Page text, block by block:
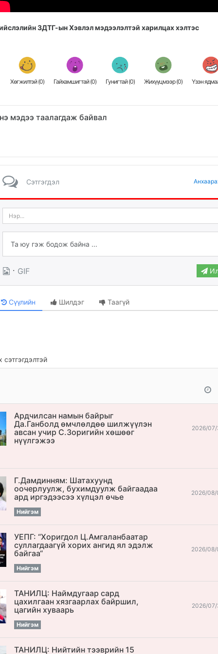
ЗДТГ-ын Хэвлэл мэдээлэлтэй харилцах хэлтэс
Хөгжилтэй (0) Гайхамшигтай (0) Гунигтай (0) Жихүүцмээр (0) Үзэн
мэдээ таалагдаж байвал
Сэтгэгдэл
· GIF
Сүүлийн Шилдэг Таагүй
Ардчилсан намын байрыг
Да.Ганболд өмчлөлдөө шилжүүлэн
авсан учир С.Зоригийн хөшөөг
нүүлгэжээ
2026/07/
Г.Дамдинням: Шатахуунд
оочерлуулж, бухимдуулж байгаадаа
ард иргэдээсээ хүлцэл өчье
Нийгэм
2026/08/
УЕПГ: “Хоригдол Ц.Амгаланбаатар
cуллагдаагүй хорих ангид ял эдэлж
байгаа“
Нийгэм
2026/08/
ТАНИЛЦ: Наймдугаар сард
цахилгаан хязгаарлах байршил,
цагийн хуваарь
Нийгэм
2026/07/
ТАНИЛЦ: Нийтийн тээврийн 15